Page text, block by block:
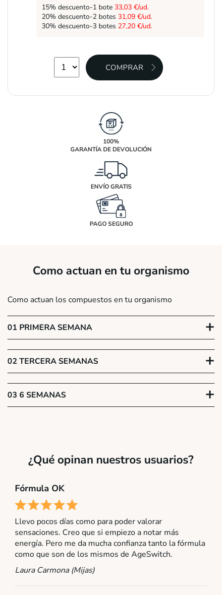
15% descuento-1 bote 33,03 €/ud.
20% descuento-2 botes 31,09 €/ud.
30% descuento-3 botes 27,20 €/ud.
100%
GARANTÍA DE DEVOLUCIÓN
ENVÍO GRATIS
PAGO SEGURO
Como actuan en tu organismo
Como actuan los compuestos en tu organismo
01 PRIMERA SEMANA +
02 TERCERA SEMANAS +
03 6 SEMANAS +
¿Qué opinan nuestros usuarios?
Fórmula OK
Llevo pocos días como para poder valorar
sensaciones. Creo que si empiezo a notar más
energía. Pero me da mucha confianza tanto la fórmula
como que son de los mismos de AgeSwitch.
Laura Carmona (Mijas)